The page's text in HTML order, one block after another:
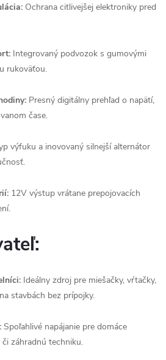
Ochrana citlivejšej elektroniky pred
Integrovaný podvozok s gumovými
rukoväťou.
Presný digitálny prehľad o napätí,
čase.
výfuku a inovovaný silnejší alternátor
12V výstup vrátane prepojovacích
Ideálny zdroj pre miešačky, vŕtačky,
stavbách bez prípojky.
Spoľahlivé napájanie pre domáce
záhradnú techniku.